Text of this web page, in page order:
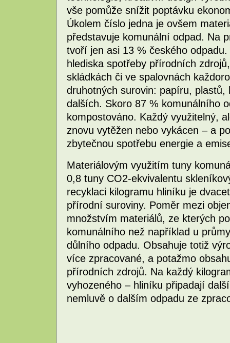
vše pomůže snížit poptávku
Úkolem číslo jedna je ovšem
představuje komunální odpad. Na
tvoří jen asi 13 % českého
hlediska spotřeby přírodních
skládkách či ve spalovnách
druhotných surovin: papíru,
dalších. Skoro 87 % komunálního
kompostováno. Každý využitelný,
znovu vytěžen nebo vykácen – a
zbytečnou spotřebu energie a
Materiálovým využitím tuny
0,8 tuny CO2-ekvivalentu
recyklaci kilogramu hliníku je
přírodní suroviny. Poměr mezi
množstvím materiálů, ze kterých
komunálního než například u
důlního odpadu. Obsahuje totiž
více zpracované, a potažmo
přírodních zdrojů. Na každý
vyhozeného – hliníku připadají
nemluvě o dalším odpadu ze